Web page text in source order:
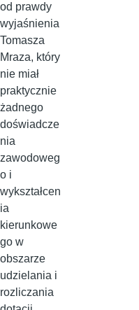
od prawdy
wyjaśnienia
Tomasza
Mraza, który
nie miał
praktycznie
żadnego
doświadcze
nia
zawodoweg
o i
wykształcen
ia
kierunkowe
go w
obszarze
udzielania i
rozliczania